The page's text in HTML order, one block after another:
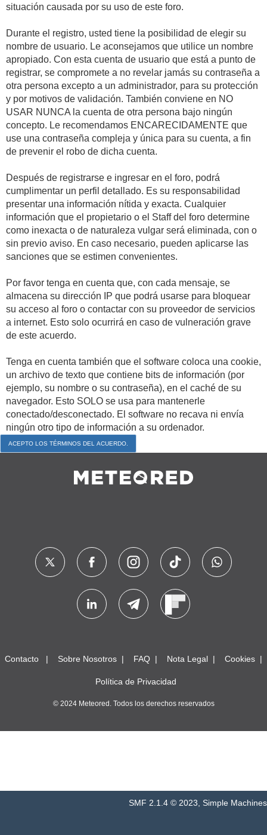
situación causada por su uso de este foro.
Durante el registro, usted tiene la posibilidad de elegir su
nombre de usuario. Le aconsejamos que utilice un nombre
apropiado. Con esta cuenta de usuario que está a punto de
registrar, se compromete a no revelar jamás su contraseña a
otra persona excepto a un administrador, para su protección
y por motivos de validación. También conviene en NO
USAR NUNCA la cuenta de otra persona bajo ningún
concepto. Le recomendamos ENCARECIDAMENTE que
use una contraseña compleja y única para su cuenta, a fin
de prevenir el robo de dicha cuenta.
Después de registrarse e ingresar en el foro, podrá
cumplimentar un perfil detallado. Es su responsabilidad
presentar una información nítida y exacta. Cualquier
información que el propietario o el Staff del foro determine
como inexacta o de naturaleza vulgar será eliminada, con o
sin previo aviso. En caso necesario, pueden aplicarse las
sanciones que se estimen convenientes.
Por favor tenga en cuenta que, con cada mensaje, se
almacena su dirección IP que podrá usarse para bloquear
su acceso al foro o contactar con su proveedor de servicios
a internet. Esto solo ocurrirá en caso de vulneración grave
de este acuerdo.
Tenga en cuenta también que el software coloca una cookie,
un archivo de texto que contiene bits de información (por
ejemplo, su nombre o su contraseña), en el caché de su
navegador. Esto SOLO se usa para mantenerle
conectado/desconectado. El software no recava ni envía
ningún otro tipo de información a su ordenador.
Contacto Sobre Nosotros FAQ Nota Legal Cookies
Política de Privacidad
© 2024 Meteored. Todos los derechos reservados
SMF 2.1.4 © 2023 Simple Machines